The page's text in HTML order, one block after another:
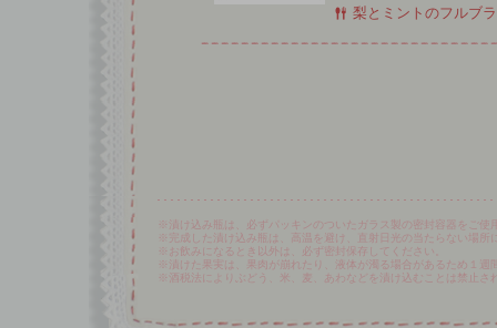
梨とミントのフルブ
※漬け込み瓶は、必ずパッキンのついたガラス製の密封容器をご使
※完成した漬け込み瓶は、高温を避け、直射日光の当たらない場所
※お飲みになるとき以外は、必ず密封保存してください。
※漬けた果実は、果肉が崩れたり、液体が濁る場合があるため１週
※酒税法によりぶどう、米、麦、あわなどを漬け込むことは禁止さ